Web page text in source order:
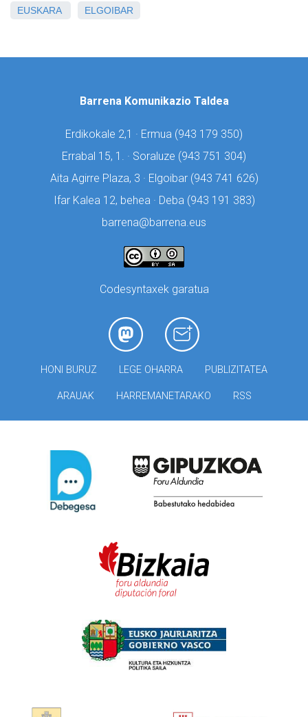
EUSKARA ELGOIBAR
Barrena Komunikazio Taldea
Erdikokale 2,1 · Ermua (943 179 350)
Errabal 15, 1. · Soraluze (943 751 304)
Aita Agirre Plaza, 3 · Elgoibar (943 741 626)
Ifar Kalea 12, behea · Deba (943 191 383)
barrena@barrena.eus
Codesyntaxek garatua
HONI BURUZ LEGE OHARRA PUBLIZITATEA
ARAUAK HARREMANETARAKO RSS